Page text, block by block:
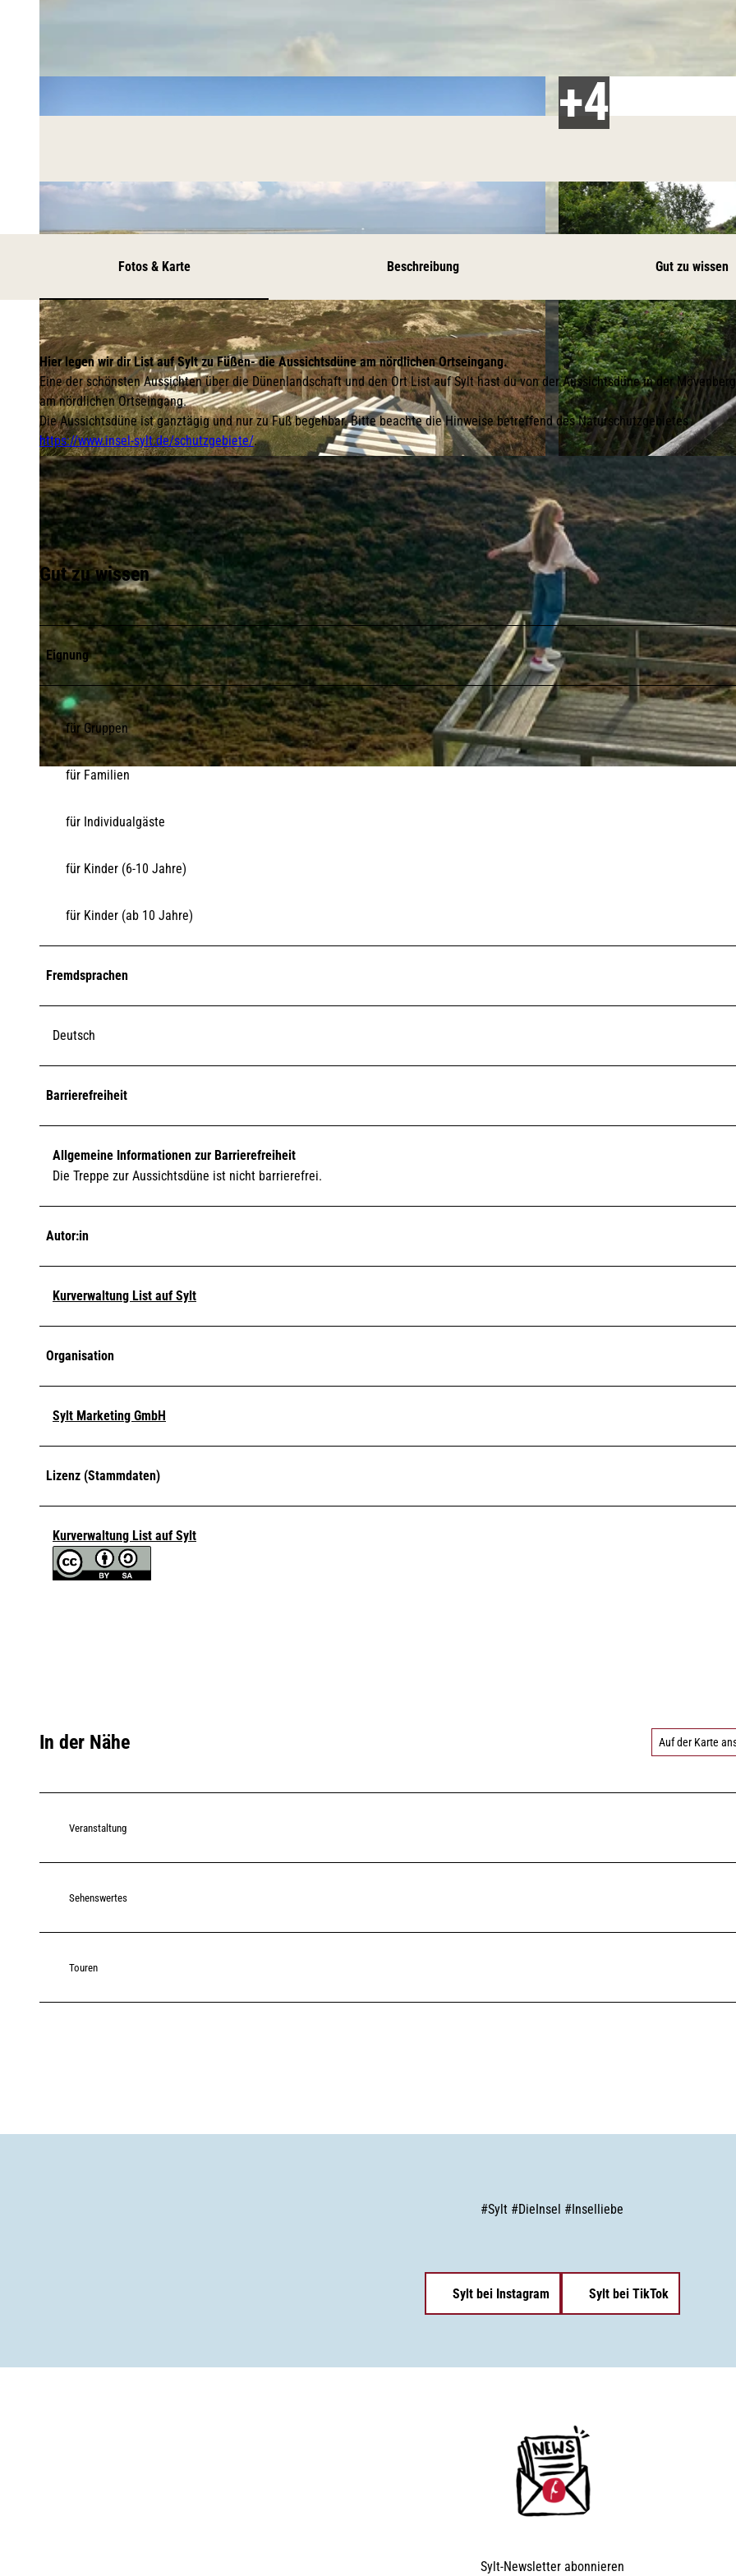
© Marie Pohl |CC-BY-SA
© Lynn Scotti I Sylt Marketing |CC-BY-SA
Fotos & Karte Beschreibung Gut zu wissen
Hier legen wir dir List auf Sylt zu Füßen- die Aussichtsdüne am nördlichen Ortseingang.
Eine der schönsten Aussichten über die Dünenlandschaft und den Ort List auf Sylt hast du von der Aussichtsdüne in der
am nördlichen Ortseingang.
Die Aussichtsdüne ist ganztägig und nur zu Fuß begehbar. Bitte beachte die Hinweise betreffend des Naturschutzgebietes
https://www.insel-sylt.de/schutzgebiete/.
Gut zu wissen
Eignung
für Gruppen
für Familien
für Individualgäste
für Kinder (6-10 Jahre)
für Kinder (ab 10 Jahre)
Fremdsprachen
Deutsch
Barrierefreiheit
Allgemeine Informationen zur Barrierefreiheit
Die Treppe zur Aussichtsdüne ist nicht barrierefrei.
Autor:in
Kurverwaltung List auf Sylt
Organisation
Sylt Marketing GmbH
Lizenz (Stammdaten)
Kurverwaltung List auf Sylt
In der Nähe Auf der Karte
Veranstaltung
Sehenswertes
Touren
#Sylt #DieInsel # Inselliebe
Sylt bei Instagram Sylt bei TikTok
Sylt-Newsletter abonnieren